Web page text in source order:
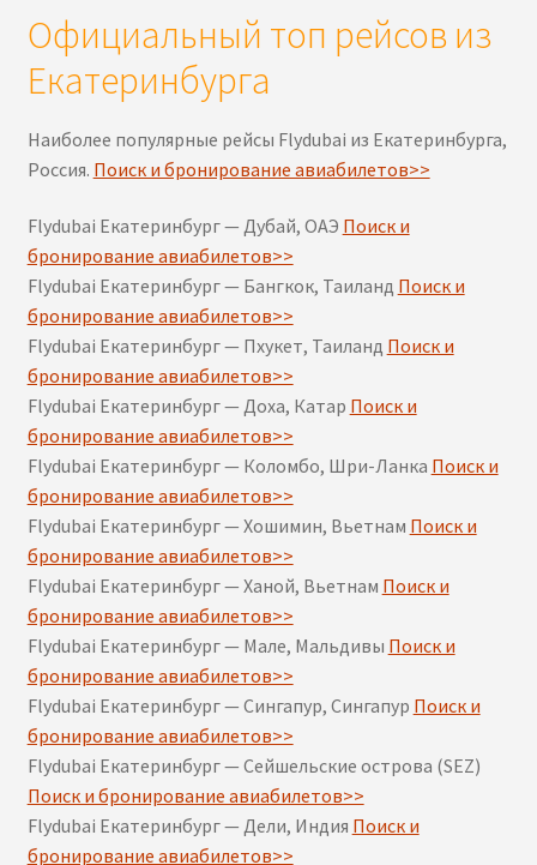
Официальный топ рейсов из
Екатеринбурга
Наиболее популярные рейсы Flydubai из Екатеринбурга,
Россия. Поиск и бронирование авиабилетов>>
Flydubai Екатеринбург — Дубай, ОАЭ Поиск и
бронирование авиабилетов>>
Flydubai Екатеринбург — Бангкок, Таиланд Поиск и
бронирование авиабилетов>>
Flydubai Екатеринбург — Пхукет, Таиланд Поиск и
бронирование авиабилетов>>
Flydubai Екатеринбург — Доха, Катар Поиск и
бронирование авиабилетов>>
Flydubai Екатеринбург — Коломбо, Шри-Ланка Поиск и
бронирование авиабилетов>>
Flydubai Екатеринбург — Хошимин, Вьетнам Поиск и
бронирование авиабилетов>>
Flydubai Екатеринбург — Ханой, Вьетнам Поиск и
бронирование авиабилетов>>
Flydubai Екатеринбург — Мале, Мальдивы Поиск и
бронирование авиабилетов>>
Flydubai Екатеринбург — Сингапур, Сингапур Поиск и
бронирование авиабилетов>>
Flydubai Екатеринбург — Сейшельские острова (SEZ)
Поиск и бронирование авиабилетов>>
Flydubai Екатеринбург — Дели, Индия Поиск и
бронирование авиабилетов>>